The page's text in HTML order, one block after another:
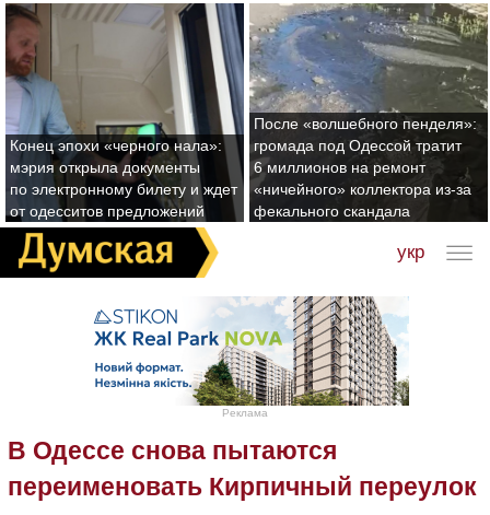
Конец эпохи «черного нала»:
мэрия открыла документы
по электронному билету и ждет
от одесситов предложений
После «волшебного пенделя»:
громада под Одессой тратит
6 миллионов на ремонт
«ничейного» коллектора из-за
фекального скандала
укр
Реклама
В Одессе снова пытаются
переименовать Кирпичный переулок